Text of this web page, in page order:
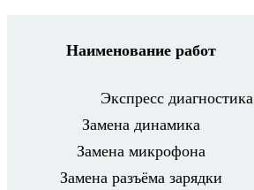
Наименование работ
Экс­пресс диагностика
Замена дина­мика
Замена мик­ро­фона
Замена разъ­ёма зарядки